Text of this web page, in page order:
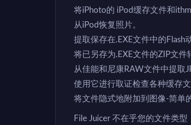
将iPhoto的 iPod缓存文件和
从iPod恢复照片。
提取保存在.EXE文件中的Flash
将已另存为.EXE文件的ZIP文件
从佳能和尼康RAW文件中提取
使用它进行取证检查各种缓存
将文件隐式地附加到图像-简单
File Juicer 不在乎您的文件类